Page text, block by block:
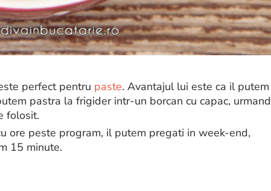
perfect pentru paste. Avantajul lui este ca il putem
pastra la frigider intr-un borcan cu capac, urmand
folosit.
ore peste program, il putem pregati in week-end,
15 minute.